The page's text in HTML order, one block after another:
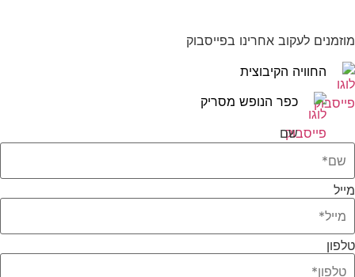
מוזמנים לעקוב אחרינו בפייסבוק
החוויה הקיבוצית
כפר הנופש מסריק
שם
מייל
טלפון